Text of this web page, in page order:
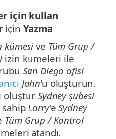
için kullan
için Yazma
kümesi ve Tüm Grup /
izin kümeleri ile
San Diego ofisi
John'u oluşturun.
oluşturSydney şubesi
Larry'e Sydney
Tüm Grup / Kontrol
atandı.